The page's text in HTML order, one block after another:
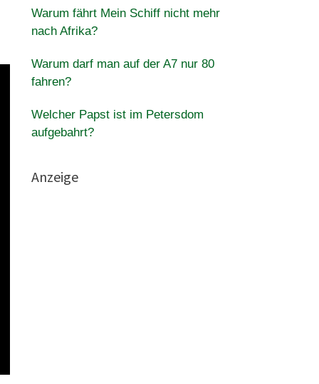
Warum fährt Mein Schiff nicht mehr
nach Afrika?
Warum darf man auf der A7 nur 80
fahren?
Welcher Papst ist im Petersdom
aufgebahrt?
Anzeige